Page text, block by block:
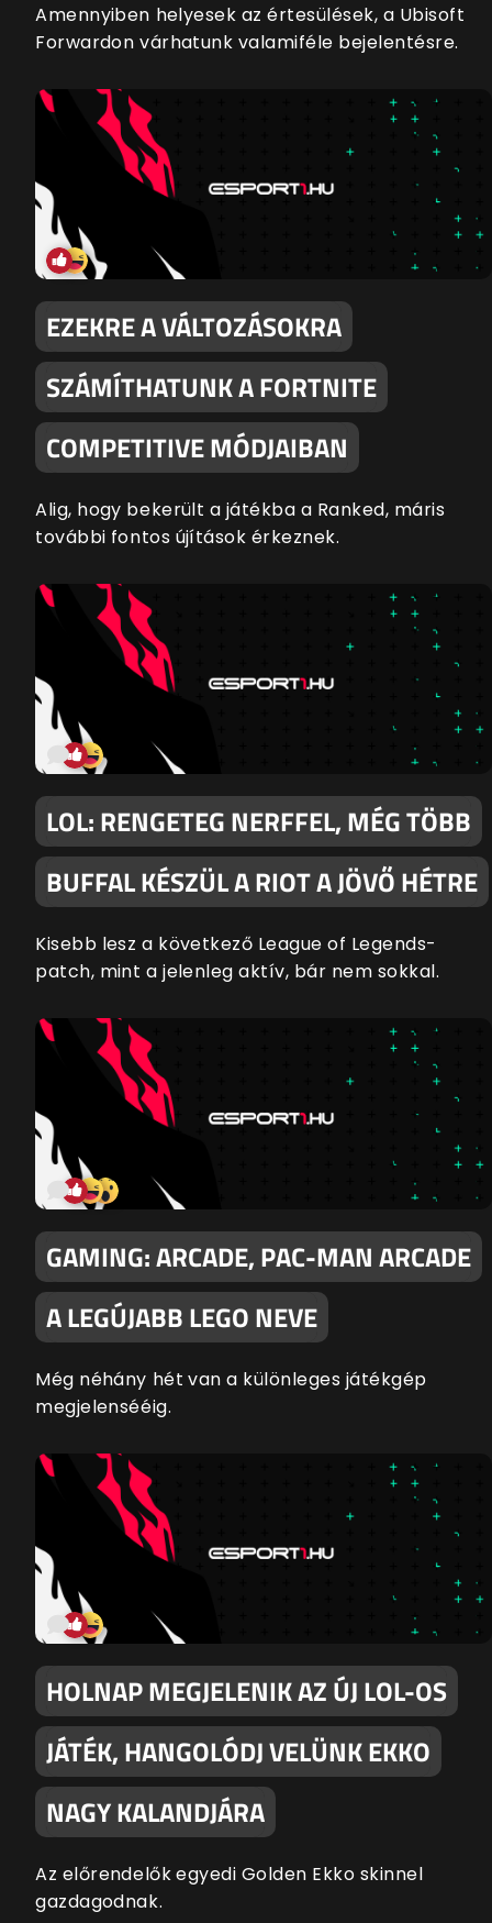
Amennyiben helyesek az értesülések, a Ubisoft
Forwardon várhatunk valamiféle bejelentésre.
EZEKRE A VÁLTOZÁSOKRA
SZÁMÍTHATUNK A FORTNITE
COMPETITIVE MÓDJAIBAN
Alig, hogy bekerült a játékba a Ranked, máris
további fontos újítások érkeznek.
LOL: RENGETEG NERFFEL, MÉG TÖBB
BUFFAL KÉSZÜL A RIOT A JÖVŐ HÉTRE
Kisebb lesz a következő League of Legends-
patch, mint a jelenleg aktív, bár nem sokkal.
GAMING: ARCADE, PAC-MAN ARCADE
A LEGÚJABB LEGO NEVE
Még néhány hét van a különleges játékgép
megjelensééig.
HOLNAP MEGJELENIK AZ ÚJ LOL-OS
JÁTÉK, HANGOLÓDJ VELÜNK EKKO
NAGY KALANDJÁRA
Az előrendelők egyedi Golden Ekko skinnel
gazdagodnak.